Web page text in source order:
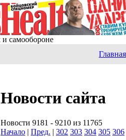
Главная
Новости сайта
Новости 9181 - 9210 из 11765
Начало | Пред. | 302 303 304 305 306